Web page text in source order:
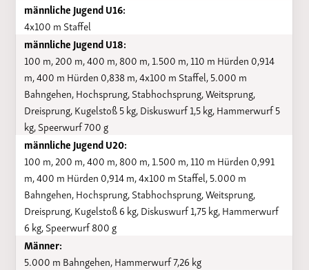
männliche Jugend U16:
4x100 m Staffel
männliche Jugend U18:
100 m, 200 m, 400 m, 800 m, 1.500 m, 110 m Hürden 0,914
m, 400 m Hürden 0,838 m, 4x100 m Staffel, 5.000 m
Bahngehen, Hochsprung, Stabhochsprung, Weitsprung,
Dreisprung, Kugelstoß 5 kg, Diskuswurf 1,5 kg, Hammerwurf 5
kg, Speerwurf 700 g
männliche Jugend U20:
100 m, 200 m, 400 m, 800 m, 1.500 m, 110 m Hürden 0,991
m, 400 m Hürden 0,914 m, 4x100 m Staffel, 5.000 m
Bahngehen, Hochsprung, Stabhochsprung, Weitsprung,
Dreisprung, Kugelstoß 6 kg, Diskuswurf 1,75 kg, Hammerwurf
6 kg, Speerwurf 800 g
Männer:
5.000 m Bahngehen, Hammerwurf 7,26 kg